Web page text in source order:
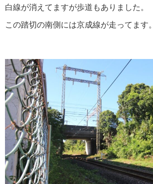
白線が消えてますが歩道もありました。
この踏切の南側には京成線が走ってます。